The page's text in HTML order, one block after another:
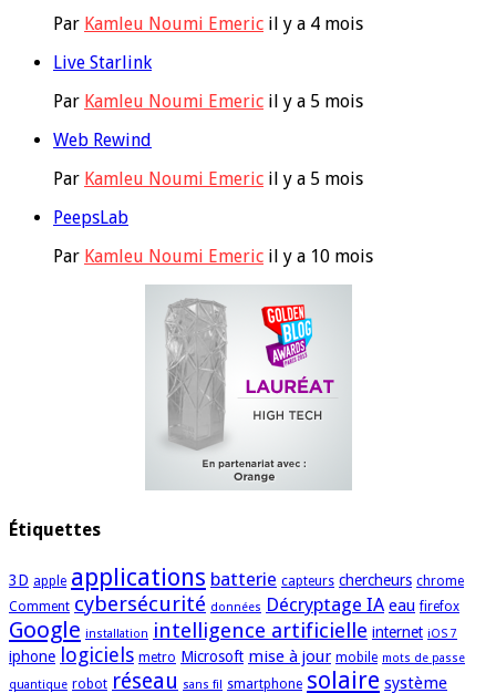
Par Kamleu Noumi Emeric il y a 4 mois
Live Starlink
Par Kamleu Noumi Emeric il y a 5 mois
Web Rewind
Par Kamleu Noumi Emeric il y a 5 mois
PeepsLab
Par Kamleu Noumi Emeric il y a 10 mois
Étiquettes
3D apple applications batterie capteurs chercheurs chrome
Comment cybersécurité données Décryptage IA eau firefox
Google installation intelligence artificielle internet iOS 7
iphone logiciels metro Microsoft mise à jour mobile mots de passe
quantique robot réseau sans fil smartphone solaire système